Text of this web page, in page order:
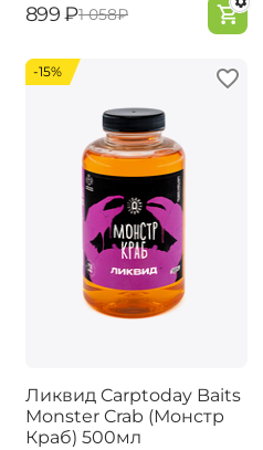
‍899‍ ₽‍1 058‍₽
-15%
Ликвид Carptoday Baits
Monster Crab (Монстр
Краб) 500мл